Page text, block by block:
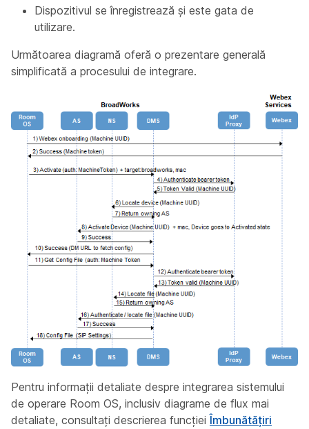
Dispozitivul se înregistrează și este gata de
utilizare.
Următoarea diagramă oferă o prezentare generală
simplificată a procesului de integrare.
Pentru informații detaliate despre integrarea sistemului
de operare Room OS, inclusiv diagrame de flux mai
detaliate, consultați descrierea funcției Îmbunătățiri